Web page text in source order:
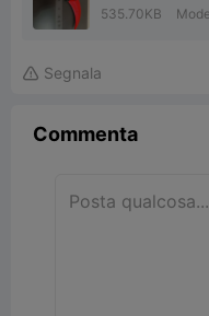
535.70KB
 Segnala
Commenta